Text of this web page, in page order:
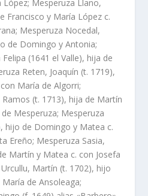
Mesperuza Llano,
Francisco y Marí­a López c.
Mesperuza Nocedal,
de Domingo y Antonia;
(1641 el Valle), hija de
Reten, Joaquí­n (t. 1719),
Marí­a de Algorri;
(t. 1713), hija de Martí­n
Mesperuza; Mesperuza
hijo de Domingo y Matea c.
Ereño; Mesperuza Sasia,
Martí­n y Matea c. con Josefa
Martí­n (t. 1702), hijo
Marí­a de Ansoleaga;